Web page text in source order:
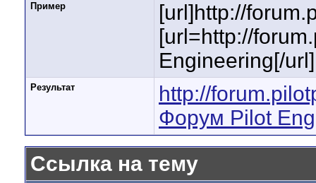
Пример
[url]http://
[url=http://
Engineering[/url]
Результат
http://
Форум Pilot
Ссылка на тему